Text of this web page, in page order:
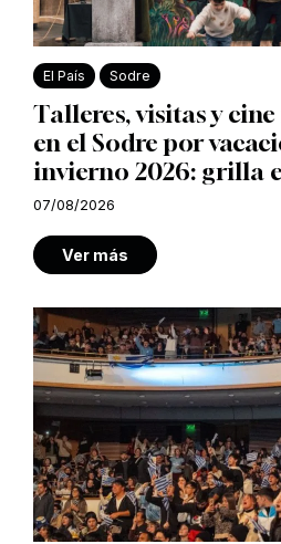
El País Sodre
Talleres, visitas y
en el Sodre por
invierno 2026: grilla
07/08/2026
Ver más